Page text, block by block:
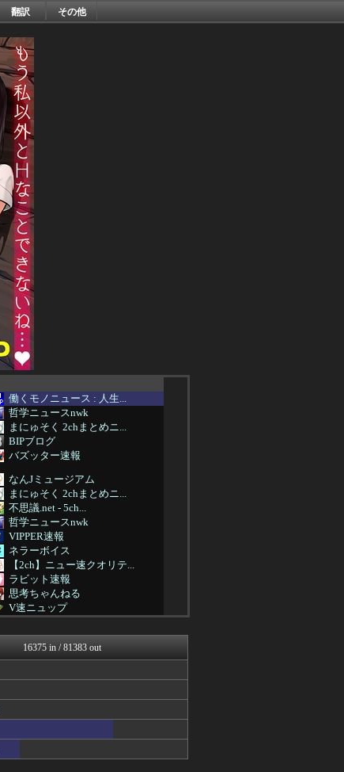
翻訳 その他
働くモノニュース : 人生...
哲学ニュースnwk
まにゅそく 2chまとめニ...
BIPブログ
バズッター速報
なんJミュージアム
まにゅそく 2chまとめニ...
不思議.net - 5ch...
哲学ニュースnwk
VIPPER速報
ネラーボイス
【2ch】ニュー速クオリテ...
ラビット速報
思考ちゃんねる
V速ニュップ
スコールちゃんねる｜２ちゃ...
ゴールデンタイムズ
不思議.net - 5ch...
いたしん！
【2ch】ニュー速クオリテ...
16375 in / 81383 out